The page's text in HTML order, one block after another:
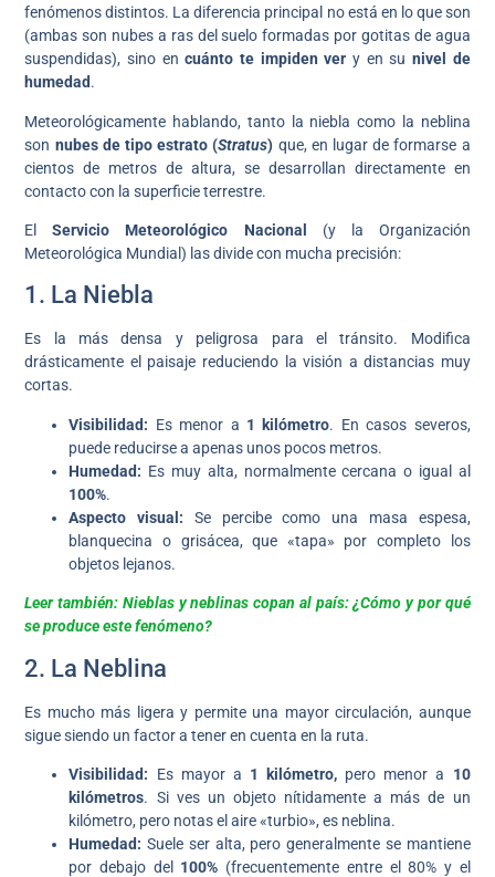
fenómenos distintos. La diferencia principal no está en lo que son
(ambas son nubes a ras del suelo formadas por gotitas de agua
suspendidas), sino encuánto te impiden ver y en su nivel de
humedad.
Meteorológicamente hablando, tanto la niebla como la neblina
son nubes de tipo estrato (Stratus) que, en lugar de formarse a
cientos de metros de altura, se desarrollan directamente en
contacto con la superficie terrestre.
ElServicio Meteorológico Nacional
(y la Organización
Meteorológica Mundial) las divide con mucha precisión:
1. La Niebla
Es la más densa y peligrosa para el tránsito. Modifica
drásticamente el paisaje reduciendo la visión a distancias muy
cortas.
Visibilidad: Es menor a 1 kilómetro. En casos severos,
puede reducirse a apenas unos pocos metros.
Humedad: Es muy alta, normalmente cercana o igual al
100%.
Aspecto visual: Se percibe como una masa espesa,
blanquecina o grisácea, que «tapa» por completo los
objetos lejanos.
Leer también: Nieblas y neblinas copan al país: ¿Cómo y por qué
se produce este fenómeno?
2. La Neblina
Es mucho más ligera y permite una mayor circulación, aunque
sigue siendo un factor a tener en cuenta en la ruta.
Visibilidad: Es mayor a 1 kilómetro, pero menor a 10
kilómetros. Si ves un objeto nítidamente a más de un
kilómetro, pero notas el aire «turbio», es neblina.
Humedad: Suele ser alta, pero generalmente se mantiene
por debajo del 100% (frecuentemente entre el 80% y el